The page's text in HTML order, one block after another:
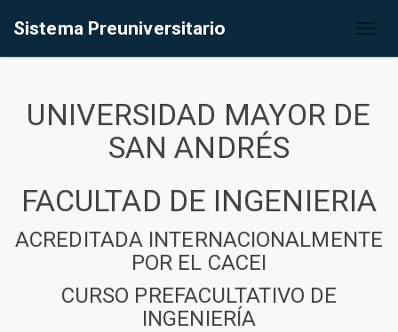
Sistema Preuniversitario
UNIVERSIDAD MAYOR DE
SAN ANDRÉS
FACULTAD DE INGENIERIA
ACREDITADA INTERNACIONALMENTE
POR EL CACEI
CURSO PREFACULTATIVO DE
INGENIERÍA